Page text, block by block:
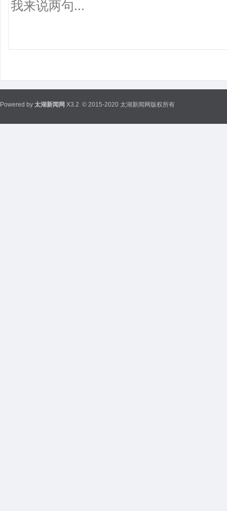
Powered by 太湖新闻网 X3.2 © 2015-2020 太湖新闻网版权所有